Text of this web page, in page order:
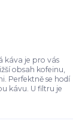
káva je pro vás
obsah kofeinu,
Perfektně se hodí
kávu. U filtru je